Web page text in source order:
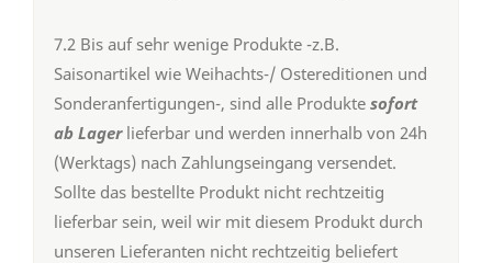
7.2 Bis auf sehr wenige Produkte -z.B.
Saisonartikel wie Weihachts-/ Ostereditionen und
Sonderanfertigungen-, sind alle Produkte sofort
ab Lagerlieferbar und werden innerhalb von 24h
(Werktags) nach Zahlungseingang versendet.
Sollte das bestellte Produkt nicht rechtzeitig
lieferbar sein, weil wir mit diesem Produkt durch
unseren Lieferanten nicht rechtzeitig beliefert